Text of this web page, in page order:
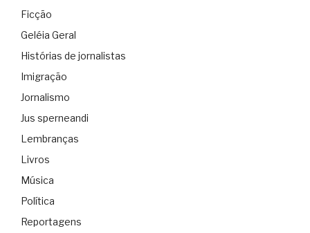
Ficção
Geléia Geral
Histórias de jornalistas
Imigração
Jornalismo
Jus sperneandi
Lembranças
Livros
Música
Política
Reportagens